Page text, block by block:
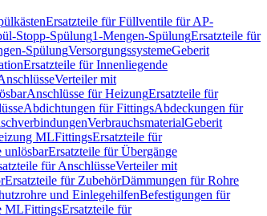
Ersatzteile für Füllventile für AP-
Stopp-Spülung1-Mengen-SpülungErsatzteile für
SpülungVersorgungssystemeGeberit
Ersatzteile für Innenliegende
Verteiler mit
Anschlüsse für HeizungErsatzteile für
Abdichtungen für FittingsAbdeckungen für
VerbrauchsmaterialGeberit
MLFittingsErsatzteile für
unlösbarErsatzteile für Übergänge
für AnschlüsseVerteiler mit
Ersatzteile für ZubehörDämmungen für Rohre
und EinlegehilfenBefestigungen für
MLFittingsErsatzteile für